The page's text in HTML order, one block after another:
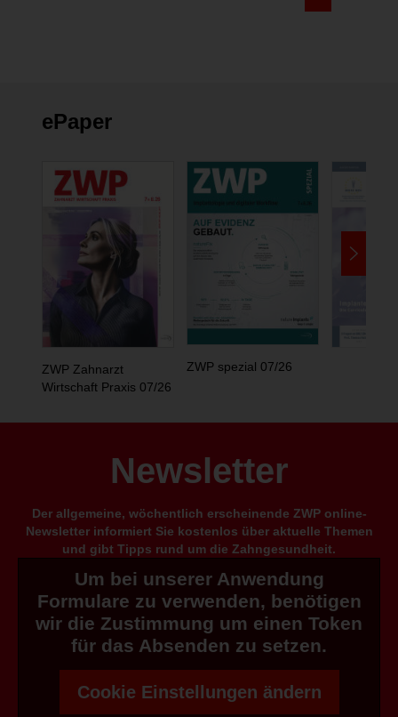
ePaper
ZWP Zahnarzt
Wirtschaft Praxis 07/26
ZWP spezial 07/26
Newsletter
Der allgemeine, wöchentlich erscheinende ZWP online-
Newsletter informiert Sie kostenlos über aktuelle Themen
und gibt Tipps rund um die Zahngesundheit.
Um bei unserer Anwendung
Formulare zu verwenden, benötigen
wir die Zustimmung um einen Token
für das Absenden zu setzen.
Cookie Einstellungen ändern